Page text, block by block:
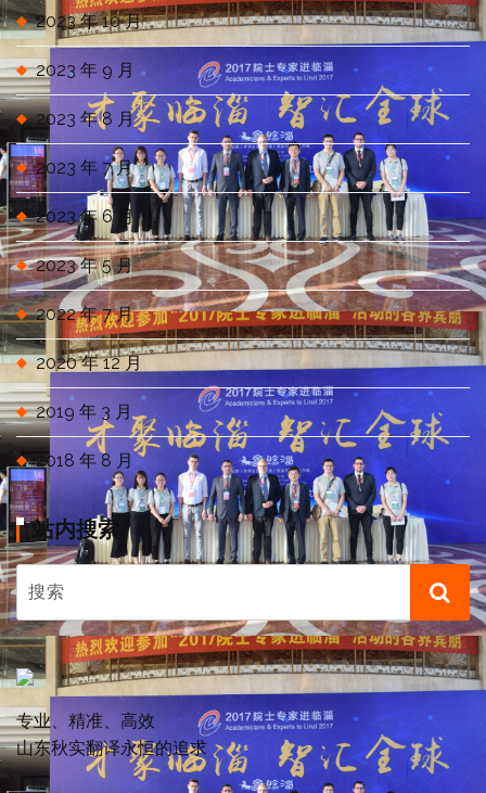
2023 年 10 月
2023 年 9 月
2023 年 8 月
2023 年 7 月
2023 年 6 月
2023 年 5 月
2022 年 7 月
2020 年 12 月
2019 年 3 月
2018 年 8 月
站内搜索
专业、精准、高效
山东秋实翻译永恒的追求